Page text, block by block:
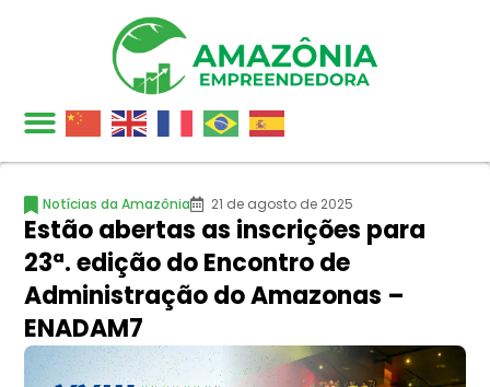
Notícias da Amazônia 21 de agosto de 2025
Estão abertas as inscrições para
23ª. edição do Encontro de
Administração do Amazonas –
ENADAM7